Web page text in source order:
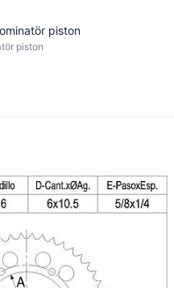
piston
piston